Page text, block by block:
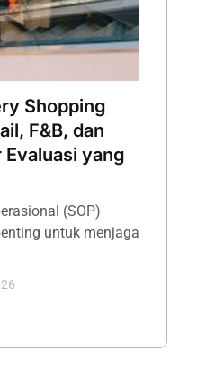
Shopping
F&B, dan
Evaluasi yang
(SOP)
untuk menjaga